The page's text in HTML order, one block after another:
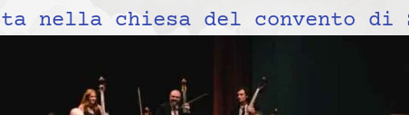
nella chiesa del convento di